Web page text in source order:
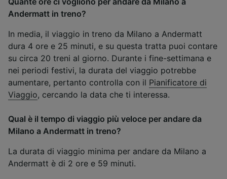
Andermatt in treno?
In media, il viaggio in treno da Milano a Andermatt
dura 4 ore e 25 minuti, e su questa tratta puoi contare
su circa 20 treni al giorno. Durante i fine-settimana e
nei periodi festivi, la durata del viaggio potrebbe
aumentare, pertanto controlla con il Pianificatore di
Viaggio, cercando la data che ti interessa.
Qual è il tempo di viaggio più veloce per andare da
Milano a Andermatt in treno?
La durata di viaggio minima per andare da Milano a
Andermatt è di 2 ore e 59 minuti.